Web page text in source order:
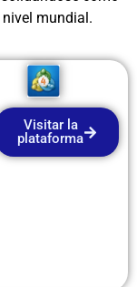
mundial.
Visitar la
plataforma